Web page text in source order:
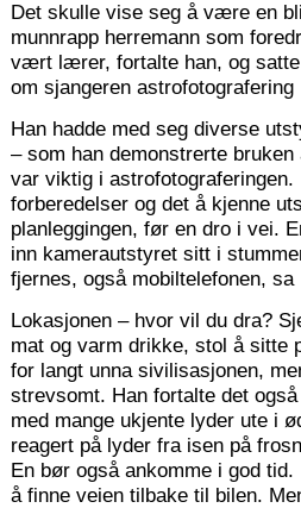
Det skulle vise seg å være en
munnrapp herremann som
vært lærer, fortalte han, og
om sjangeren astrofotografering
Han hadde med seg diverse
– som han demonstrerte
var viktig i
forberedelser og det å kjenne
planleggingen, før en dro i vei.
inn kamerautstyret sitt i
fjernes, også mobiltelefonen, sa
Lokasjonen – hvor vil du dra?
mat og varm drikke, stol å
for langt unna sivilisasjonen,
strevsomt. Han fortalte det
med mange ukjente lyder ute i
reagert på lyder fra isen på
En bør også ankomme i god
å finne veien tilbake til bilen.